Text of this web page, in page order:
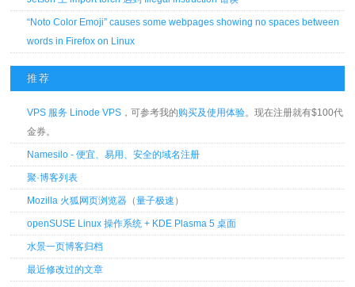
“Noto Color Emoji” causes some webpages showing no spaces between
words in Firefox on Linux
推荐
VPS 服务 Linode VPS ，可参考我的购买及使用体验。现在注册就有$100代
金券。
Namesilo - 便宜、易用、安全的域名注册
聚·博客列表
Mozilla 火狐网页浏览器 （量子极速 ）
openSUSE Linux 操作系统 + KDE Plasma 5 桌面
水景一页博客归档
最近修改过的文章